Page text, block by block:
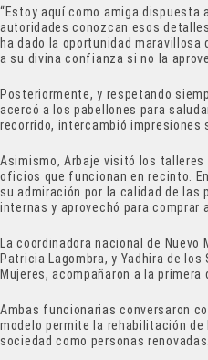
“Estoy aquí como amiga dispuesta
autoridades conozcan esos
ha dado la oportunidad
a su divina confianza si no la
Posteriormente, y respetando
acercó a los pabellones para
recorrido, intercambió impresiones
Asimismo, Arbaje visitó los
oficios que funcionan en recinto.
su admiración por la calidad de las
internas y aprovechó para comprar
La coordinadora nacional de
Patricia Lagombra, y Yadhira de
Mujeres, acompañaron a la primera
Ambas funcionarias conversaron
modelo permite la rehabilitación
sociedad como personas renovadas.